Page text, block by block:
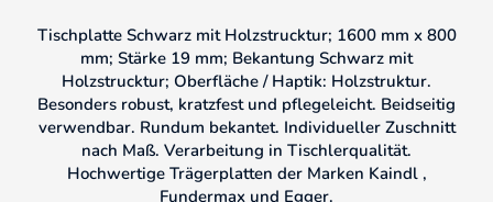
Tischplatte Schwarz mit Holzstrucktur; 1600 mm x 800
mm; Stärke 19 mm; Bekantung Schwarz mit
Holzstrucktur; Oberfläche / Haptik: Holzstruktur.
Besonders robust, kratzfest und pflegeleicht. Beidseitig
verwendbar. Rundum bekantet. Individueller Zuschnitt
nach Maß. Verarbeitung in Tischlerqualität.
Hochwertige Trägerplatten der Marken Kaindl ,
Fundermax und Egger.